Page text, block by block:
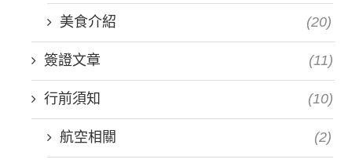
美食介紹 (20)
簽證文章 (11)
行前須知 (10)
航空相關 (2)